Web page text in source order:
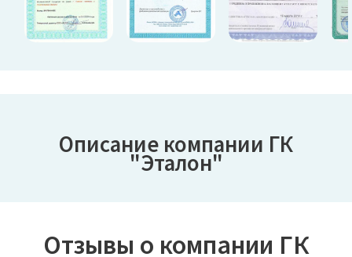
Описание компании ГК
"Эталон"
Отзывы о компании ГК